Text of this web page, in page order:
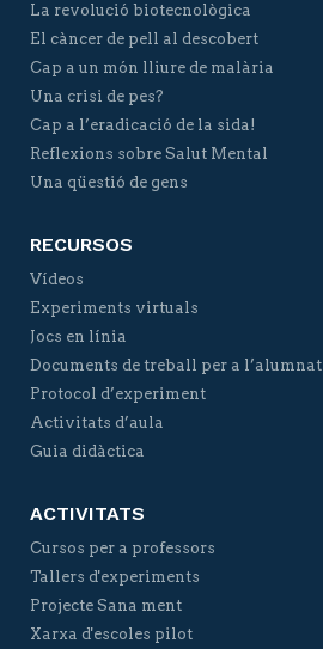
La revolució biotecnològica
El càncer de pell al descobert
Cap a un món lliure de malària
Una crisi de pes?
Cap a l’eradicació de la sida!
Reflexions sobre Salut Mental
Una qüestió de gens
RECURSOS
Vídeos
Experiments virtuals
Jocs en línia
Documents de treball per a l’alumnat
Protocol d’experiment
Activitats d’aula
Guia didàctica
ACTIVITATS
Cursos per a professors
Tallers d'experiments
Projecte Sana ment
Xarxa d'escoles pilot